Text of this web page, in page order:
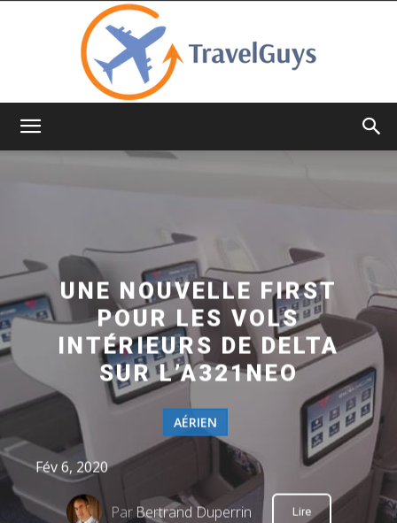
UNE NOUVELLE FIRST
POUR LES VOLS
INTÉRIEURS DE DELTA
SUR L’A321NEO
AÉRIEN
Fév 6, 2020
Par Bertrand Duperrin Lire